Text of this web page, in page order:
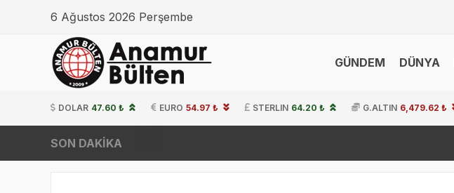
6 Ağustos 2026 Perşembe
GÜNDEM DÜNYA
DOLAR 47.60 ₺ EURO 54.97 ₺ STERLIN 64.20 ₺ G.ALTIN 6,479.62 ₺
SON DAKİKA